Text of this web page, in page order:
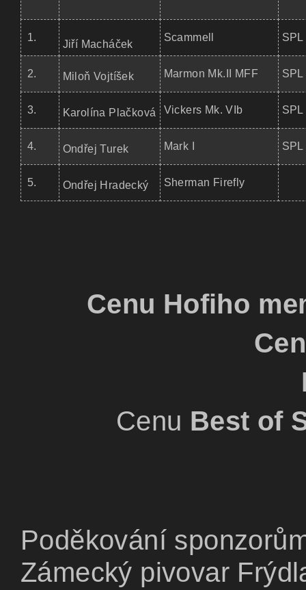
1.
Jiří Macháček
Scammell
2. Miloň Vojtíšek Marmon Mk.II MFF
3. Karolína Plačková Vickers Mk. VIb
4. Ondřej Turek Mark I
5. Ondřej Hradecký Sherman Firefly
Cenu Hofiho
Cenu Best of
Poděkování
Zámecký pivovar